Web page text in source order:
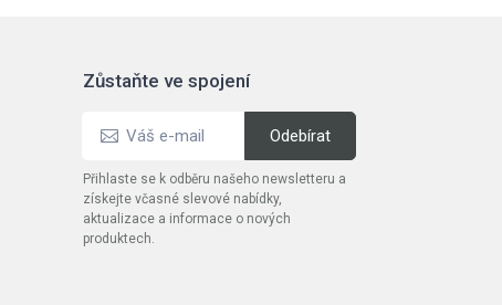
Zůstaňte ve spojení
Přihlaste se k odběru našeho newsletteru a
získejte včasné slevové nabídky,
aktualizace a informace o nových
produktech.